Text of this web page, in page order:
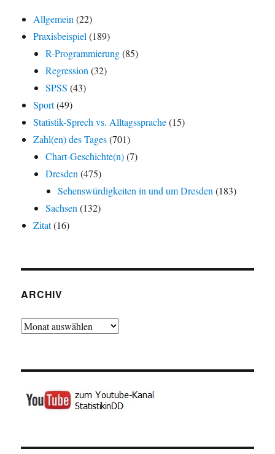
Allgemein (22)
Praxisbeispiel (189)
R-Programmierung(85)
Regression (32)
SPSS (43)
Sport(49)
Statistik-Sprech vs. Alltagssprache(15)
Zahl(en) des Tages(701)
Chart-Geschichte(n)(7)
Dresden (475)
Sehenswürdigkeiten in und um Dresden (183)
Sachsen (132)
Zitat(16)
ARCHIV
Archiv